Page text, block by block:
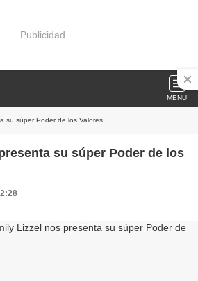
Publicidad
MENU
su súper Poder de los Valores
su súper Poder de los